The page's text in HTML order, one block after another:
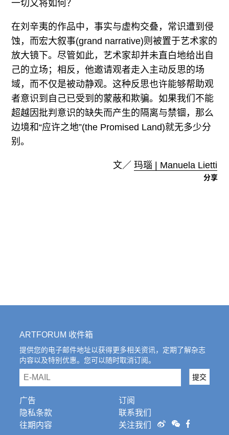
一切又将如何？
在刘辛夷的作品中，事实与虚构交叠，常识遭到侵
蚀，而宏大叙事(grand narrative)则被置于艺术家的
放大镜下。尽管如此，艺术家却并未直白地给出自
己的立场；相反，他邀请观者走入主动反思的场
域，而不仅是被动静观。这种反思也许能够帮助观
者意识到自己已受到的蒙蔽和欺骗。如果我们不能
超越因批判意识的缺失而产生的隔离与禁锢，那么
边境和“应许之地”(the Promised Land)就无多少分
别。
文／ 玛瑙 | Manuela Lietti
分享
ARTFORUM 收件箱
提供您的电子邮件地址以获得更多相关资讯，定期了解杂志
内容以及特别优惠。您可以随时取消订阅。
email 提交
广告
隐私条款
往期内容
订阅
联系我们
关注我们